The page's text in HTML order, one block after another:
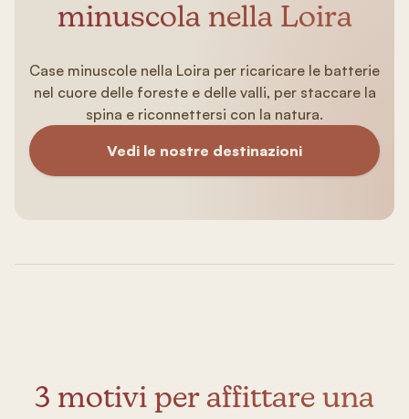
minuscola nella Loira
Case minuscole nella Loira per ricaricare le batterie
nel cuore delle foreste e delle valli, per staccare la
spina e riconnettersi con la natura.
Vedi le nostre destinazioni
3 motivi per affittare una